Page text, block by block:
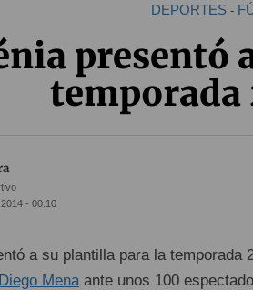
DEPORTES -
presentó
temporada
- 00:10
a su plantilla para la temporada
Menaante unos 100